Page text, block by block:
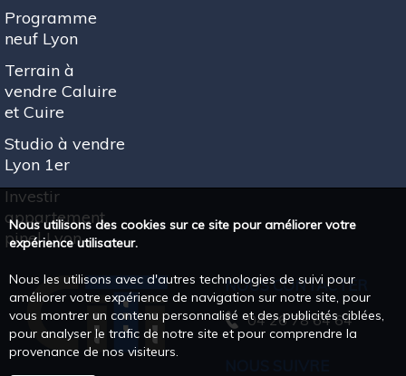
Programme
neuf Lyon
Terrain à
vendre Caluire
et Cuire
Studio à vendre
Lyon 1er
Investir
appartement
pinel Lyon
NOUS CONTACTER
04 26 78 64 64
Nous utilisons des cookies sur ce site pour améliorer votre
expérience utilisateur.
Nous les utilisons avec d'autres technologies de suivi pour
améliorer votre expérience de navigation sur notre site, pour
vous montrer un contenu personnalisé et des publicités ciblées,
pour analyser le trafic de notre site et pour comprendre la
provenance de nos visiteurs.